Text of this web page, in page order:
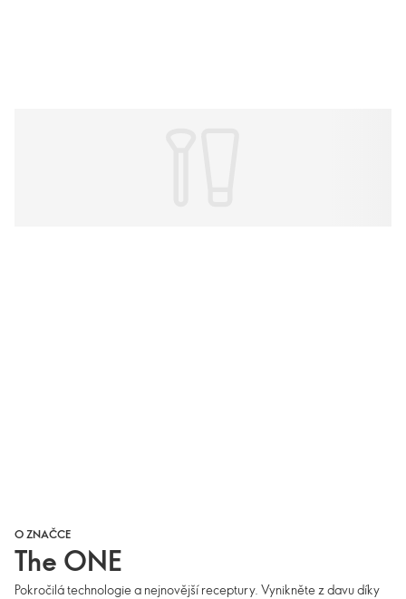
O ZNAČCE
The ONE
Pokročilá technologie a nejnovější receptury. Vynikněte z davu díky